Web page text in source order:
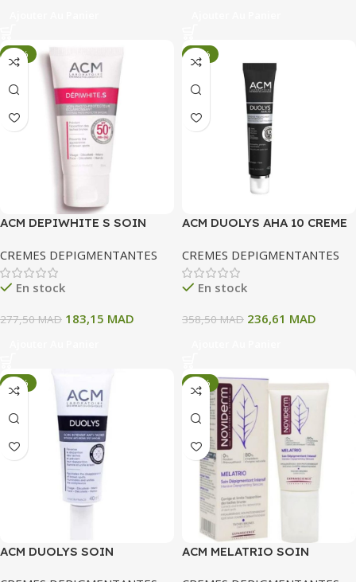
-34%
ACM DEPIWHITE S SOIN
ECLAIRCISSANT SPF50 50
ML
CREMES DEPIGMENTANTES
En stock
277,50MAD 183,15 MAD
-34%
ACM DUOLYS AHA 10 CREME
CREMES DEPIGMENTANTES
En stock
358,50MAD 236,61 MAD
-34%
ACM DUOLYS SOIN
-34%
ACM MELATRIO SOIN